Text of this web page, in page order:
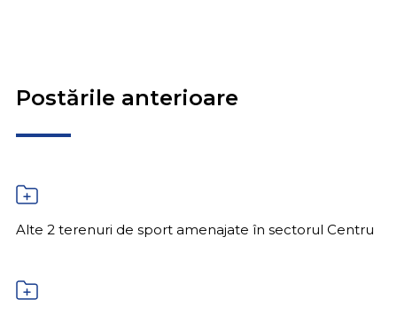
Postările anterioare
Alte 2 terenuri de sport amenajate în sectorul Centru